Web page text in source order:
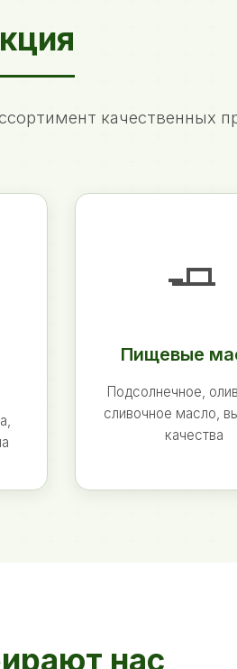
качественных
🧈
Пищевые
Подсолнечное,
сливочное масло,
качества
нас